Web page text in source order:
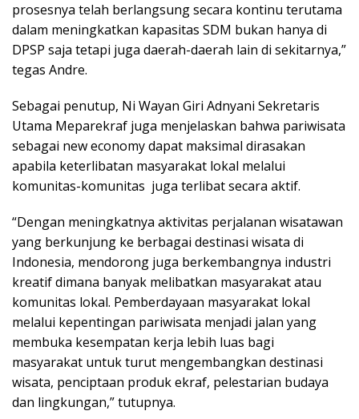
prosesnya telah berlangsung secara kontinu terutama
dalam meningkatkan kapasitas SDM bukan hanya di
DPSP saja tetapi juga daerah-daerah lain di sekitarnya,”
tegas Andre.
Sebagai penutup, Ni Wayan Giri Adnyani Sekretaris
Utama Meparekraf juga menjelaskan bahwa pariwisata
sebagai new economy dapat maksimal dirasakan
apabila keterlibatan masyarakat lokal melalui
komunitas-komunitas juga terlibat secara aktif.
“Dengan meningkatnya aktivitas perjalanan wisatawan
yang berkunjung ke berbagai destinasi wisata di
Indonesia, mendorong juga berkembangnya industri
kreatif dimana banyak melibatkan masyarakat atau
komunitas lokal. Pemberdayaan masyarakat lokal
melalui kepentingan pariwisata menjadi jalan yang
membuka kesempatan kerja lebih luas bagi
masyarakat untuk turut mengembangkan destinasi
wisata, penciptaan produk ekraf, pelestarian budaya
dan lingkungan,” tutupnya.